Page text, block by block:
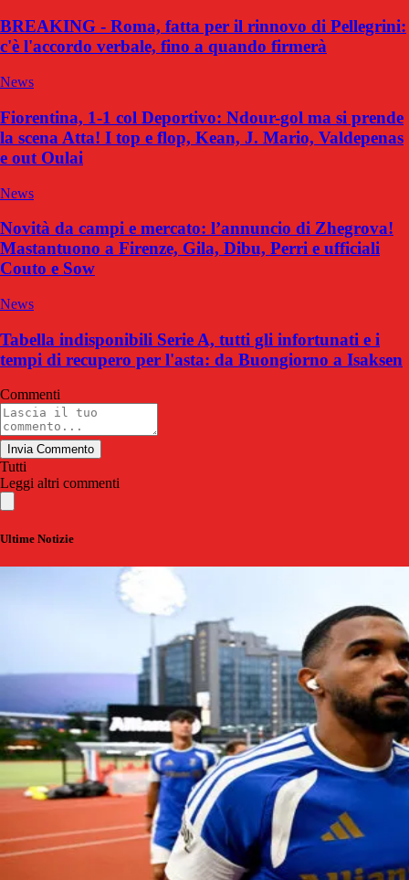
BREAKING - Roma, fatta per il rinnovo di Pellegrini:
c'è l'accordo verbale, fino a quando firmerà
News
Fiorentina, 1-1 col Deportivo: Ndour-gol ma si prende
la scena Atta! I top e flop, Kean, J. Mario, Valdepenas
e out Oulai
News
Novità da campi e mercato: l’annuncio di Zhegrova!
Mastantuono a Firenze, Gila, Dibu, Perri e ufficiali
Couto e Sow
News
Tabella indisponibili Serie A, tutti gli infortunati e i
tempi di recupero per l'asta: da Buongiorno a Isaksen
Commenti
Invia Commento
Tutti
Leggi altri commenti
Ultime Notizie